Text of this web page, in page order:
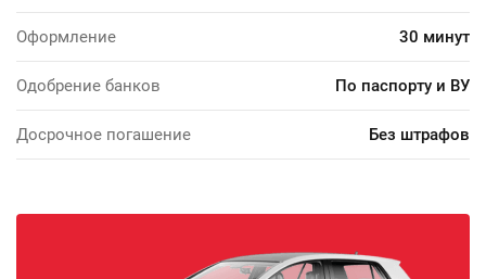
Оформление 30 минут
Одобрение банков По паспорту и ВУ
Досрочное погашение Без штрафов